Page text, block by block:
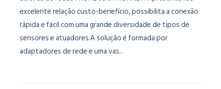
excelente relação custo-benefício, possibilita a conexão
rápida e fácil com uma grande diversidade de tipos de
sensores e atuadores.A solução é formada por
adaptadores de rede e uma vas...